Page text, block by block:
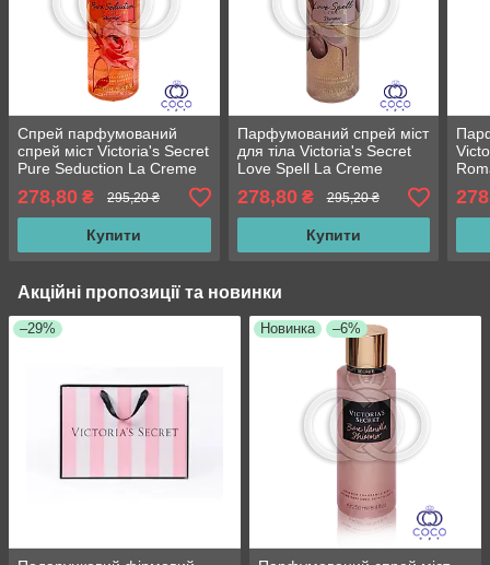
Спрей парфумований
спрей міст Victoria's Secret
Pure Seduction La Creme
Shimmer із шимером 250
ml
278,80 ₴ 295,20 ₴
Купити
Парфумований спрей міст
для тіла Victoria's Secret
Love Spell La Creme
Shimmer із шимером 250
ml
278,80₴ 295,20 ₴
Купити
Акційні пропозиції та новинки
–29% Новинка –6%